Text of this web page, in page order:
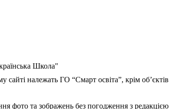
Школа"
сайті належать ГО “Смарт освіта”, крім об’єктів
фото та зображень без погодження з редакцією